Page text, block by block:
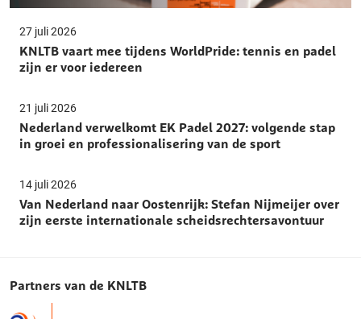
27 juli 2026
KNLTB vaart mee tijdens WorldPride: tennis en padel
zijn er voor iedereen
21 juli 2026
Nederland verwelkomt EK Padel 2027: volgende stap
in groei en professionalisering van de sport
14 juli 2026
Van Nederland naar Oostenrijk: Stefan Nijmeijer over
zijn eerste internationale scheidsrechtersavontuur
Partners van de KNLTB